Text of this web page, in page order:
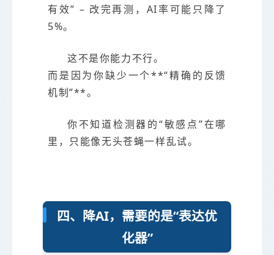
有效” – 改完再测，AI率可能只降了
5%。
这不是你能力不行。
而是因为你缺少一个**“精确的反馈
机制”**。
你不知道检测器的“敏感点”在哪
里，只能像无头苍蝇一样乱试。
四、降AI，需要的是“表达优
化器”